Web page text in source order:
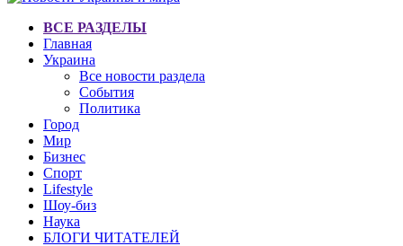
ВСЕ РАЗДЕЛЫ
Главная
Украина
Все новости раздела
События
Политика
Город
Мир
Бизнес
Спорт
Lifestyle
Шоу-биз
Наука
БЛОГИ ЧИТАТЕЛЕЙ